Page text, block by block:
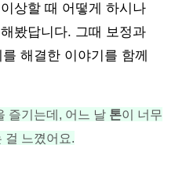
상할 때 어떻게 하시나
봤답니다. 그때 보정과
해결한 이야기를 함께
즐기는데, 어느 날 톤이 너무
걸 느꼈어요.